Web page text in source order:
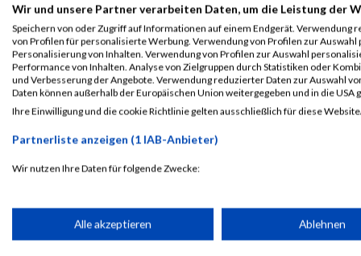
823
Sascha Cindric
824
Nihat Corozl
879
Anja Müller
843
Christina Grevenstein
825
Jan Frederik Dahmen
910
Monika
Jason
817
Marco Bausen
Wir und unsere Partner verarbeiten Daten, um die Leistung der
Speichern von oder Zugriff auf Informationen auf einem Endgerät. Verwendung
von Profilen für personalisierte Werbung. Verwendung von Profilen zur
Personalisierung von Inhalten. Verwendung von Profilen zur Auswahl
Performance von Inhalten. Analyse von Zielgruppen durch Statistiken oder
und Verbesserung der Angebote. Verwendung reduzierter Daten zur Auswahl
Daten können außerhalb der Europäischen Union weitergegeben und in die USA
Ihre Einwilligung und die cookie Richtlinie gelten ausschließlich für diese
Partnerliste anzeigen (1 IAB-Anbieter)
Wir nutzen Ihre Daten für folgende Zwecke:
Speichern von oder Zugriff auf Informationen auf einem
Alle akzeptieren Ablehnen